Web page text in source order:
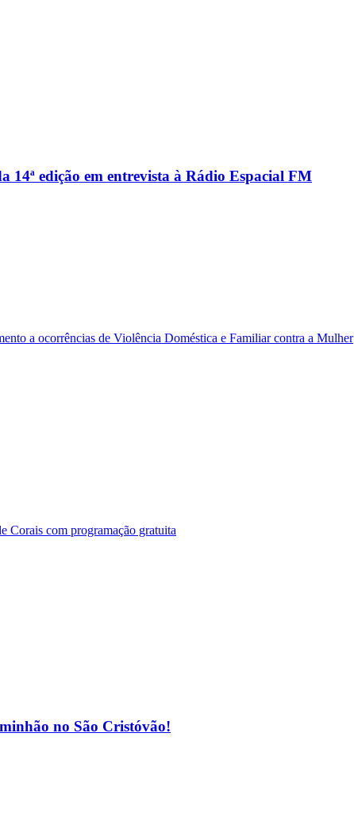
14ª edição em entrevista à Rádio Espacial FM
a ocorrências de Violência Doméstica e Familiar contra a Mulher
Corais com programação gratuita
no São Cristóvão!